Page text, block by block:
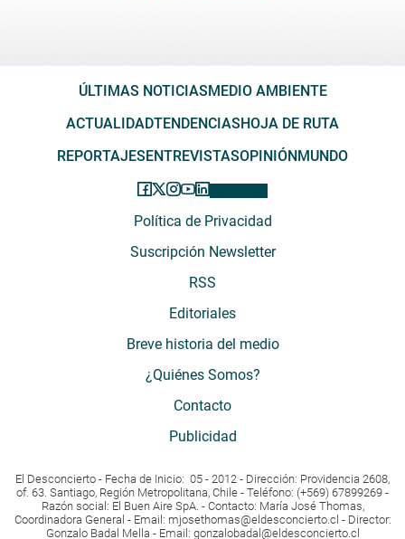
ÚLTIMAS NOTICIASMEDIO AMBIENTE
ACTUALIDADTENDENCIASHOJA DE RUTA
REPORTAJESENTREVISTASOPINIÓNMUNDO
Política de Privacidad
Suscripción Newsletter
RSS
Editoriales
Breve historia del medio
¿Quiénes Somos?
Contacto
Publicidad
El Desconcierto - Fecha de Inicio: 05 - 2012 - Dirección: Providencia 2608,
of. 63. Santiago, Región Metropolitana, Chile - Teléfono: (+569) 67899269 -
Razón social: El Buen Aire SpA. - Contacto: María José Thomas,
Coordinadora General - Email: mjosethomas@eldesconcierto.cl - Director:
Gonzalo Badal Mella - Email: gonzalobadal@eldesconcierto.cl